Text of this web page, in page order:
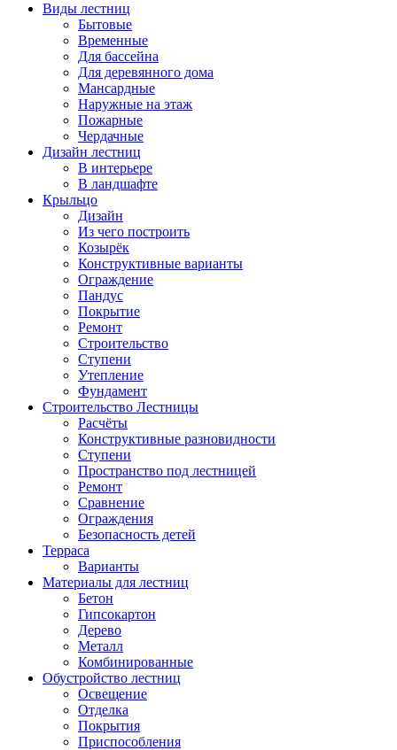
Виды лестниц
Бытовые
Временные
Для бассейна
Для деревянного дома
Мансардные
Наружные на этаж
Пожарные
Чердачные
Дизайн лестниц
В интерьере
В ландшафте
Крыльцо
Дизайн
Из чего построить
Козырёк
Конструктивные варианты
Ограждение
Пандус
Покрытие
Ремонт
Строительство
Ступени
Утепление
Фундамент
Строительство Лестницы
Расчёты
Конструктивные разновидности
Ступени
Пространство под лестницей
Ремонт
Сравнение
Ограждения
Безопасность детей
Терраса
Варианты
Материалы для лестниц
Бетон
Гипсокартон
Дерево
Металл
Комбинированные
Обустройство лестниц
Освещение
Отделка
Покрытия
Приспособления